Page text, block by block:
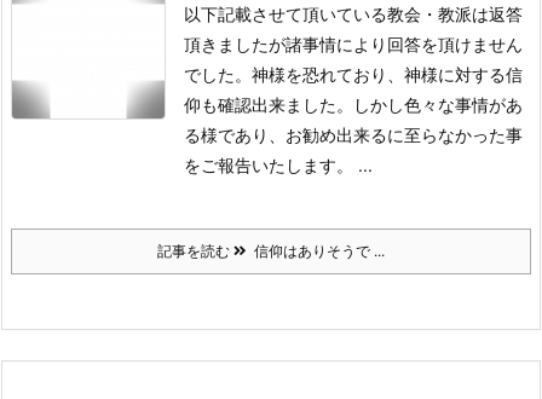
以下記載させて頂いている教会・教派は返答
頂きましたが諸事情により回答を頂けません
でした。神様を恐れており、神様に対する信
仰も確認出来ました。しかし色々な事情があ
る様であり、お勧め出来るに至らなかった事
をご報告いたします。
...
記事を読む 信仰はありそうで ...